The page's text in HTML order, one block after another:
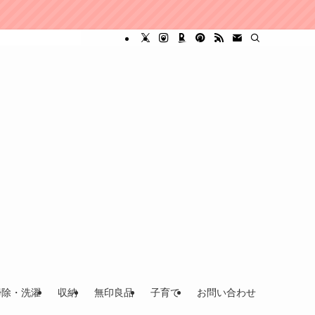
・洗濯 収納 無印良品 子育て お問い合わせ